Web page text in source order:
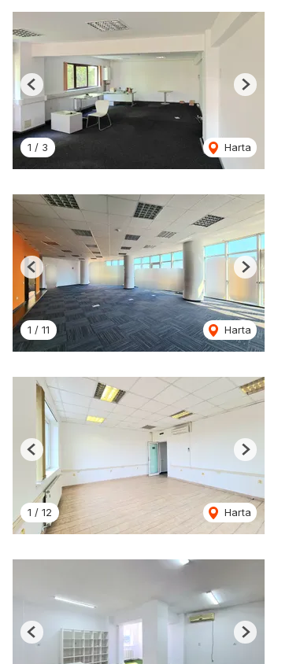
1 / 3 Harta
Previous Next
1 / 11 Harta
Previous Next
1 / 12 Harta
Previous Next
Previous Next